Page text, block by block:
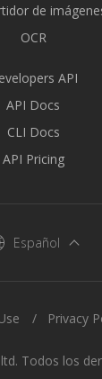
de
OCR
API
API Docs
CLI Docs
API Pricing
Español
Todos los
Privacy